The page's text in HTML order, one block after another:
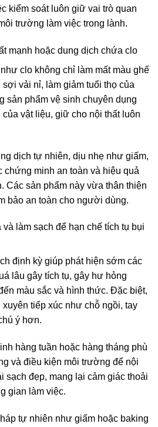
kiểm soát luôn giữ vai trò quan
trường làm việc trong lành.
mạnh hoặc dung dịch chứa clo
clo không chỉ làm mất màu ghế
vải nỉ, làm giảm tuổi thọ của
sản phẩm vệ sinh chuyên dụng
vật liệu, giữ cho nội thất luôn
dịch tự nhiên, dịu nhẹ như giấm,
minh an toàn và hiệu quả
Các sản phẩm này vừa thân thiện
bảo an toàn cho người dùng.
làm sạch để hạn chế tích tụ bụi
định kỳ giúp phát hiện sớm các
lâu gây tích tụ, gây hư hỏng
màu sắc và hình thức. Đặc biệt,
tiếp xúc như chỗ ngồi, tay
ý hơn.
hàng tuần hoặc hàng tháng phù
và điều kiện môi trường để nội
sạch đẹp, mang lại cảm giác thoải
gian làm việc.
tự nhiên như giấm hoặc baking